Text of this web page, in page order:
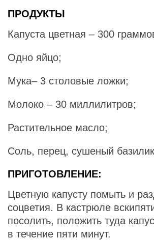
ПРОДУКТЫ
Капуста цветная – 300
Одно яйцо;
Мука– 3 столовые ложки;
Молоко – 30 миллилитров;
Растительное масло;
Соль, перец, сушеный
ПРИГОТОВЛЕНИЕ:
Цветную капусту помыть и
соцветия. В кастрюле
посолить, положить туда
в течение пяти минут.